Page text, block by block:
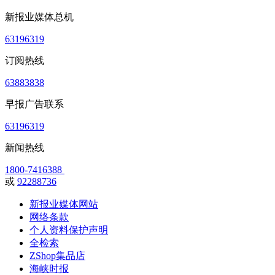
新报业媒体总机
63196319
订阅热线
63883838
早报广告联系
63196319
新闻热线
1800-7416388
或 92288736
新报业媒体网站
网络条款
个人资料保护声明
全检索
ZShop集品店
海峡时报